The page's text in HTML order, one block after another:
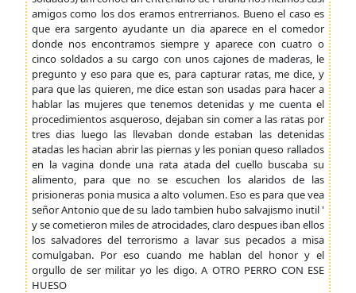
amigos como los dos eramos entrerrianos. Bueno el caso es
que era sargento ayudante un dia aparece en el comedor
donde nos encontramos siempre y aparece con cuatro o
cinco soldados a su cargo con unos cajones de maderas, le
pregunto y eso para que es, para capturar ratas, me dice, y
para que las quieren, me dice estan son usadas para hacer a
hablar las mujeres que tenemos detenidas y me cuenta el
procedimientos asqueroso, dejaban sin comer a las ratas por
tres dias luego las llevaban donde estaban las detenidas
atadas les hacian abrir las piernas y les ponian queso rallados
en la vagina donde una rata atada del cuello buscaba su
alimento, para que no se escuchen los alaridos de las
prisioneras ponia musica a alto volumen. Eso es para que vea
señor Antonio que de su lado tambien hubo salvajismo inutil '
y se cometieron miles de atrocidades, claro despues iban ellos
los salvadores del terrorismo a lavar sus pecados a misa
comulgaban. Por eso cuando me hablan del honor y el
orgullo de ser militar yo les digo. A OTRO PERRO CON ESE
HUESO